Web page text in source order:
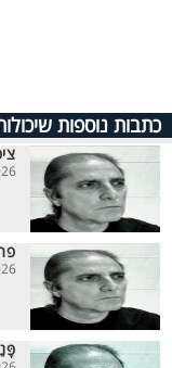
כתבות נוספות
6/8/
31/7/